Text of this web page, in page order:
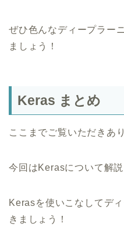
ぜひ色んなディープラー
ましょう！
Keras まとめ
ここまでご覧いただきあ
今回はKerasについて解説
Kerasを使いこなしてデ
きましょう！